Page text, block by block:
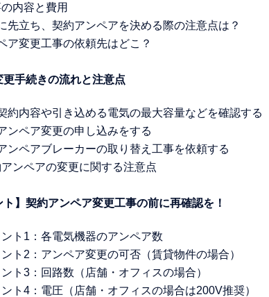
内容と費用
先立ち、契約アンペアを決める際の注意点は？
ア変更工事の依頼先はどこ？
手続きの流れと注意点
約内容や引き込める電気の最大容量などを確認する
ンペア変更の申し込みをする
ンペアブレーカーの取り替え工事を依頼する
ンペアの変更に関する注意点
】契約アンペア変更工事の前に再確認を！
ト1：各電気機器のアンペア数
ト2：アンペア変更の可否（賃貸物件の場合）
ト3：回路数（店舗・オフィスの場合）
ト4：電圧（店舗・オフィスの場合は200V推奨）